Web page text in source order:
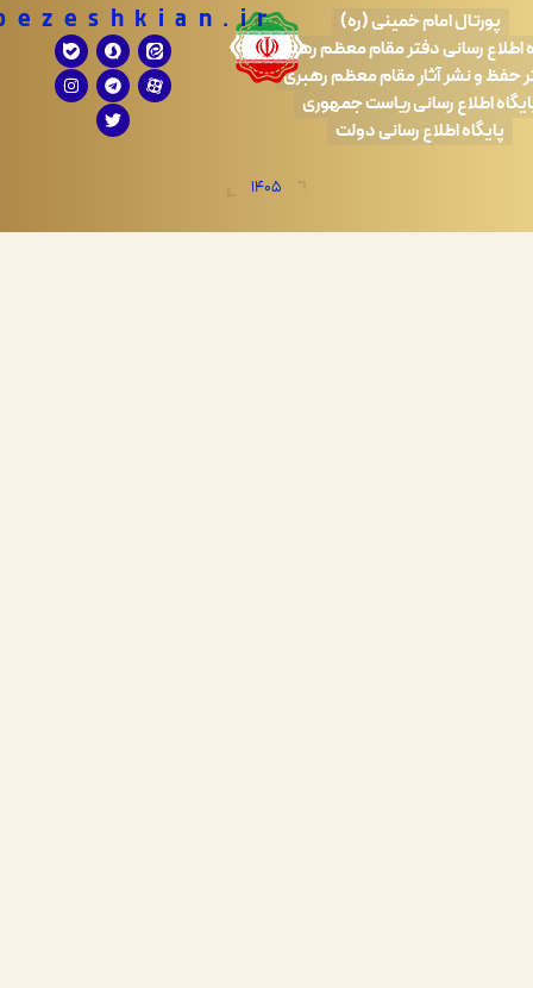
امام خمینی (ره)
رسانی دفتر مقام معظم رهبری
آثار مقام معظم رهبری
رسانی ریاست جمهوری
اطلاع رسانی دولت
Drpezeshkian.ir